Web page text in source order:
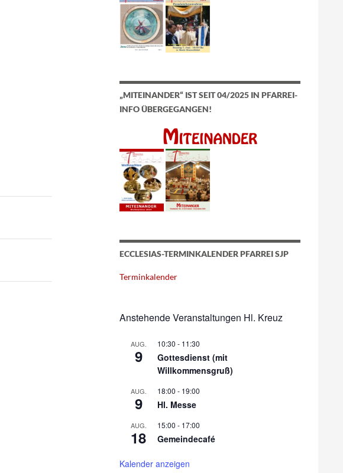
„MITEINANDER“ IST SEIT 04/2025 IN PFARREI-
INFO ÜBERGEGANGEN!
ECCLESIAS-TERMINKALENDER PFARREI SJP
Terminkalender
Anstehende Veranstaltungen Hl. Kreuz
AUG.
9
10:30 - 11:30
Gottesdienst (mit
Willkommensgruß)
AUG.
9
18:00 - 19:00
Hl. Messe
AUG.
18
15:00 - 17:00
Gemeindecafé
Kalender anzeigen